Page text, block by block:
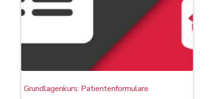
Grundlagenkurs: Patientenformulare